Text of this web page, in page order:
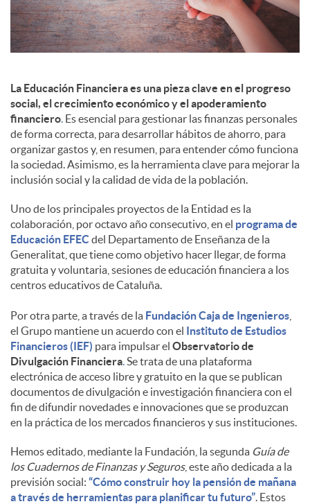
t
n
i
d
o
s
La Educación Financiera es una pieza clave en el progreso
social, el crecimiento económico y el apoderamiento
financiero. Es esencial para gestionar las finanzas personales
de forma correcta, para desarrollar hábitos de ahorro, para
organizar gastos y, en resumen, para entender cómo funciona
la sociedad. Asimismo, es la herramienta clave para mejorar la
inclusión social y la calidad de vida de la población.
Uno de los principales proyectos de la Entidad es la
colaboración, por octavo año consecutivo, en el programa de
Educación EFECdel Departamento de Enseñanza de la
Generalitat, que tiene como objetivo hacer llegar, de forma
gratuita y voluntaria, sesiones de educación financiera a los
centros educativos de Cataluña.
Por otra parte, a través de la Fundación Caja de Ingenieros
el Grupo mantiene un acuerdo con el Instituto de Estudios
Financieros (IEF) para impulsar el Observatorio de
Divulgación Financiera.Se trata de una plataforma
electrónica de acceso libre y gratuito en la que se publican
documentos de divulgación e investigación financiera con el
fin de difundir novedades e innovaciones que se produzcan
en la práctica de los mercados financieros y sus instituciones.
Hemos editado, mediante la Fundación, la segunda Guía de
los Cuadernos de Finanzas y Seguros, este año dedicada a la
previsión social: “Cómo construir hoy la pensión de mañana
a través de herramientas para planificar tu futuro”. Estos